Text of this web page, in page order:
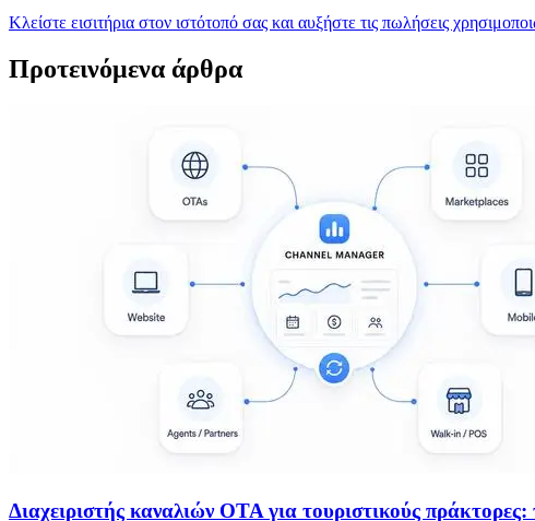
Κλείστε εισιτήρια στον ιστότοπό σας και αυξήστε τις πωλήσεις
Προτεινόμενα άρθρα
Διαχειριστής καναλιών OTA για τουριστικούς πράκτορες: